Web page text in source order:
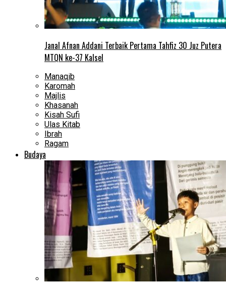
Janal Afnan Addani Terbaik Pertama Tahfiz 30 Juz Putera
MTQN ke-37 Kalsel
Manaqib
Karomah
Majlis
Khasanah
Kisah Sufi
Ulas Kitab
Ibrah
Ragam
Budaya